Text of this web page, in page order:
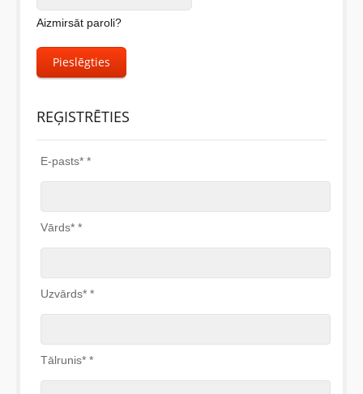
Aizmirsāt paroli?
Pieslēgties
REĢISTRĒTIES
E-pasts* *
Vārds* *
Uzvārds* *
Tālrunis* *